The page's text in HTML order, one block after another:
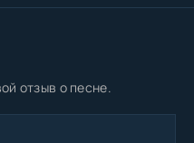
отзыв о песне.